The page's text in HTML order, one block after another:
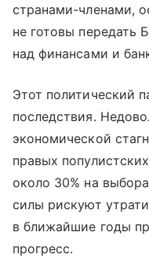
странами-членами,
не готовы передать
над финансами и
Этот политический
последствия.
экономической
правых
около 30% на
силы рискуют
в ближайшие годы
прогресс.